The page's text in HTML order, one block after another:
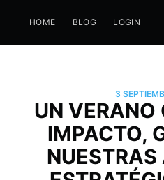
HOME BLOG LOGIN
3
UN VERANO
IMPACTO,